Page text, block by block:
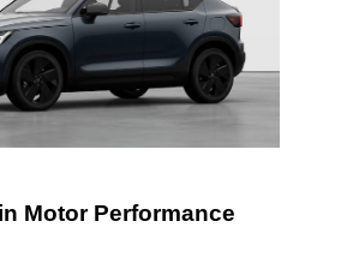
Motor Performance